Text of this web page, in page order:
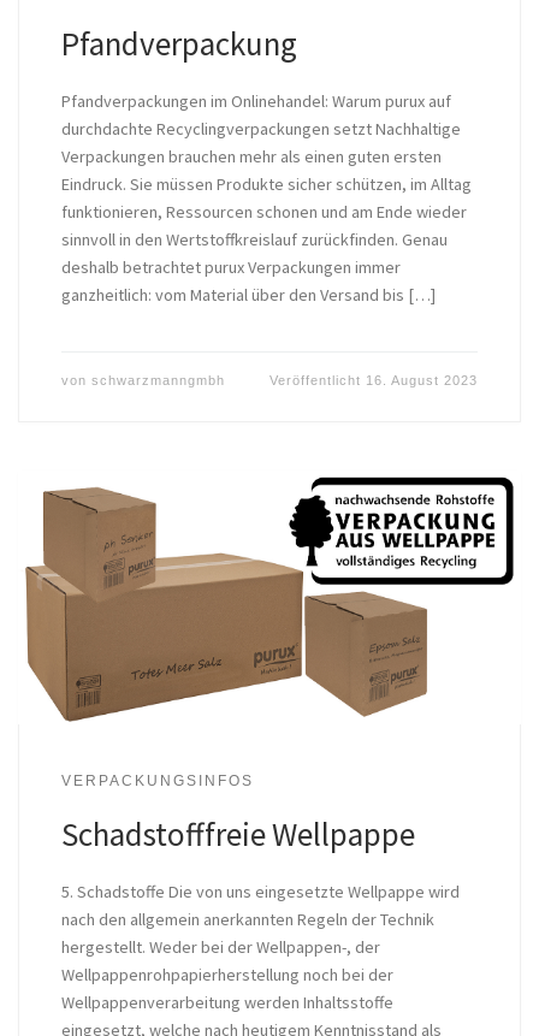
Pfandverpackung
Pfandverpackungen im Onlinehandel: Warum purux auf
durchdachte Recyclingverpackungen setzt Nachhaltige
Verpackungen brauchen mehr als einen guten ersten
Eindruck. Sie müssen Produkte sicher schützen, im Alltag
funktionieren, Ressourcen schonen und am Ende wieder
sinnvoll in den Wertstoffkreislauf zurückfinden. Genau
deshalb betrachtet purux Verpackungen immer
ganzheitlich: vom Material über den Versand bis […]
von schwarzmanngmbh Veröffentlicht 16. August 2023
VERPACKUNGSINFOS
Schadstofffreie Wellpappe
5. Schadstoffe Die von uns eingesetzte Wellpappe wird
nach den allgemein anerkannten Regeln der Technik
hergestellt. Weder bei der Wellpappen-, der
Wellpappenrohpapierherstellung noch bei der
Wellpappenverarbeitung werden Inhaltsstoffe
eingesetzt, welche nach heutigem Kenntnisstand als